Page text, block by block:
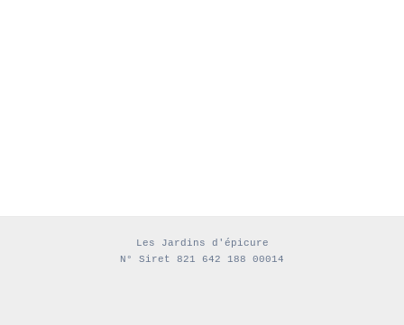
Les Jardins d'épicure
N° Siret 821 642 188 00014